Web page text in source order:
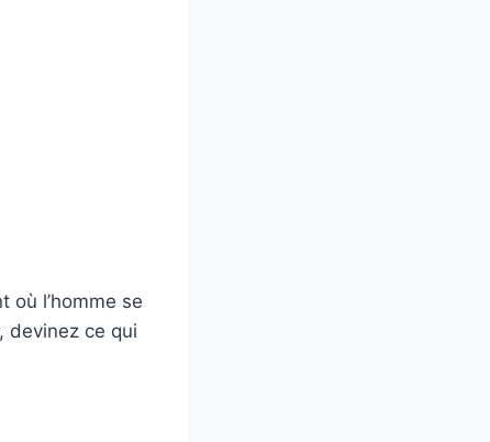
où l’homme se
devinez ce qui